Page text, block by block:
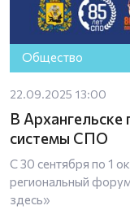
Общество
22.09.2025 13:00
В
системы СПО
С 30 сентября по 1
региональный
здесь»